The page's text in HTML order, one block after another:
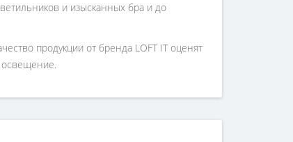
и изысканных бра и до
продукции от бренда LOFT IT оценят